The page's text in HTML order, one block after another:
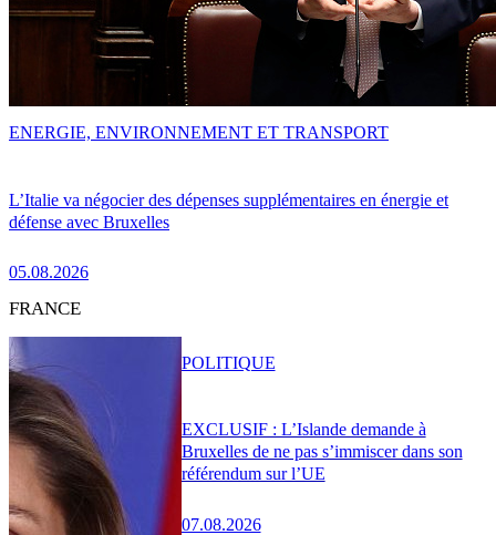
L’Italie va négocier des dépenses supplémentaires en énergie et
défense avec Bruxelles
05.08.2026
ENERGIE, ENVIRONNEMENT ET TRANSPORT
FRANCE
EXCLUSIF : L’Islande demande à
Bruxelles de ne pas s’immiscer dans son
référendum sur l’UE
07.08.2026
POLITIQUE